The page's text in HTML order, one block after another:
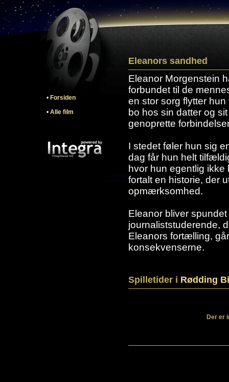
• Forsiden
• Alle film
Eleanors sandhed
Eleanor Morgenstein
forbundet til de
en stor sorg flytter hun
bo hos sin datter og
genoprette
I stedet føler hun sig
dag får hun helt
hvor hun egentlig
fortalt en historie, der
opmærksomhed.
Eleanor bliver
journaliststuderende,
Eleanors fortælling,
konsekvenserne.
Spilletider i Rødding
Der er